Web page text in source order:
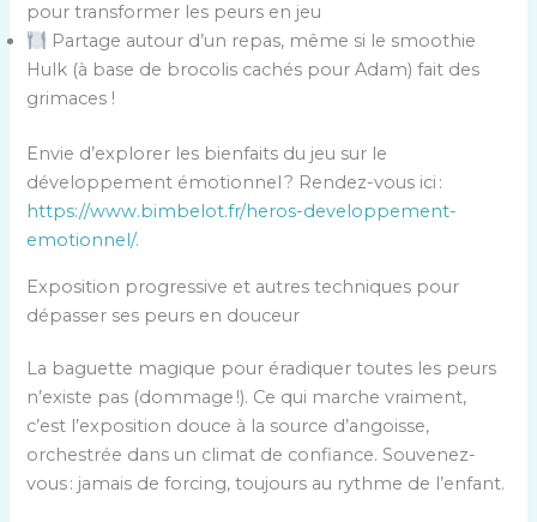
pour transformer les peurs en jeu
Partage autour d’un repas, même si le smoothie
Hulk (à base de brocolis cachés pour Adam) fait des
grimaces !
Envie d’explorer les bienfaits du jeu sur le
développement émotionnel ? Rendez-vous ici :
https://www.bimbelot.fr/heros-developpement-
emotionnel/.
Exposition progressive et autres techniques pour
dépasser ses peurs en douceur
La baguette magique pour éradiquer toutes les peurs
n’existe pas (dommage !). Ce qui marche vraiment,
c’est l’exposition douce à la source d’angoisse,
orchestrée dans un climat de confiance. Souvenez-
vous : jamais de forcing, toujours au rythme de l’enfant.